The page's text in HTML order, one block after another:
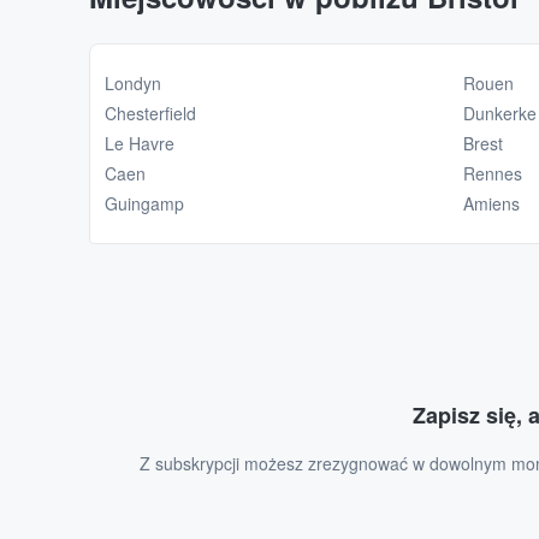
Londyn
Chesterfield
Le Havre
Caen
Guingamp
Rouen
Dunkerke
Brest
Rennes
Amiens
Zapisz się,
Z subskrypcji możesz zrezygnować w dowolnym